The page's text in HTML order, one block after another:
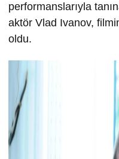
performanslarıyla
aktör Vlad Ivanov,
oldu.